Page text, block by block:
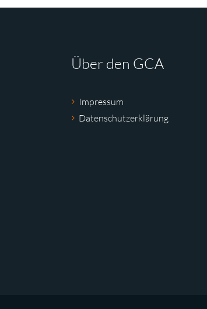
Über den GCA
Impressum
Datenschutzerklärung